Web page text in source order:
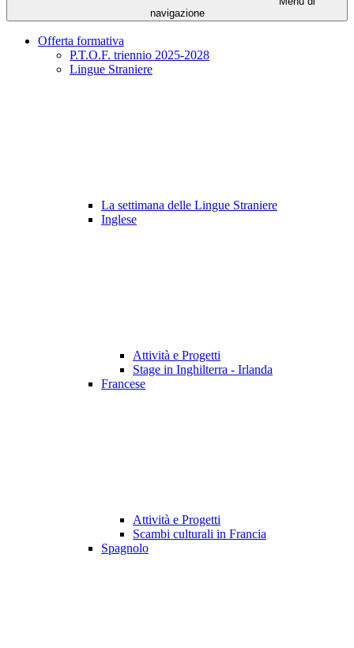
navigazione
Offerta formativa
P.T.O.F. triennio 2025-2028
Lingue Straniere
La settimana delle Lingue Straniere
Inglese
Attività e Progetti
Stage in Inghilterra - Irlanda
Francese
Attività e Progetti
Scambi culturali in Francia
Spagnolo